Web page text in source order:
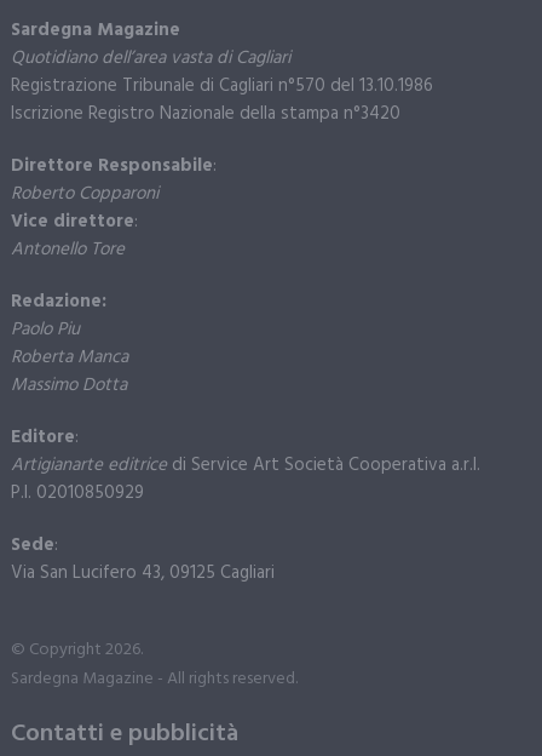
Sardegna Magazine
Quotidiano dell’area vasta di Cagliari
Registrazione Tribunale di Cagliari n°570 del 13.10.1986
Iscrizione Registro Nazionale della stampa n°3420
Direttore Responsabile:
Roberto Copparoni
Vice direttore:
Antonello Tore
Redazione:
Paolo Piu
Roberta Manca
Massimo Dotta
Editore:
Artigianarte editricedi Service Art Società Cooperativa a.r.l.
P.I. 02010850929
Sede:
Via San Lucifero 43, 09125 Cagliari
© Copyright 2026.
Sardegna Magazine - All rights reserved.
Contatti e pubblicità